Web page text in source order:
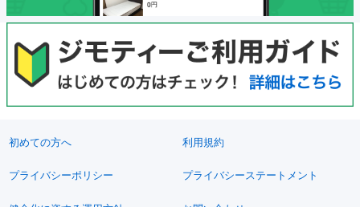
初めての方へ 利用規約
プライバシーポリシー プライバシーステートメント